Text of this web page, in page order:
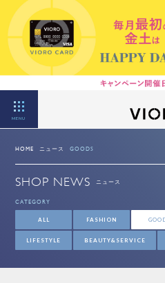
MENU
HOME ニュース GOODS
SHOP NEWS ニュース
CATEGORY
ALL FASHION
LIFESTYLE BEAUTY&SERVICE